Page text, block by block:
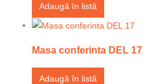
Adaugă în listă
Masa conferinta DEL 17
Adaugă în listă